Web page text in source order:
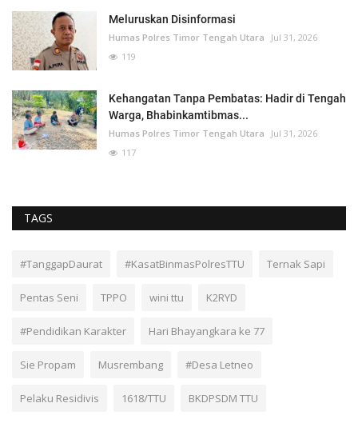
Meluruskan Disinformasi
Humas Polres Timor Tengah Utara
Jul 31, 2026
119
Kehangatan Tanpa Pembatas: Hadir di Tengah
Warga, Bhabinkamtibmas...
Humas Polres Timor Tengah Utara
Jul 31, 2026
117
TAGS
#TanggapDaurat #KasatBinmasPolresTTU Ternak Sapi
Pentas Seni TPPO wini ttu K2RYD
#Pendidikan Karakter Hari Bhayangkara ke 77
Sie Propam Musrembang #Desa Letneo
Pelaku Residivis 1618/TTU BKDPSDM TTU